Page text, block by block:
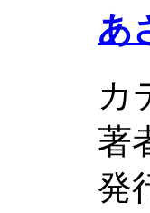
あ
カ
著
発